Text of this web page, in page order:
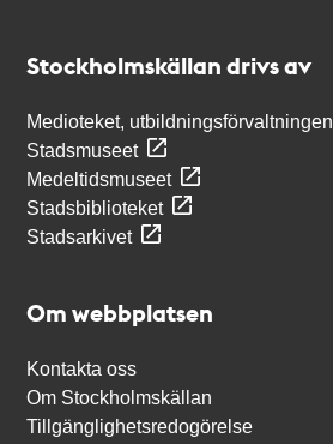
Stockholmskällan drivs av
Medioteket, utbildningsförvaltningen
Stadsmuseet
Medeltidsmuseet
Stadsbiblioteket
Stadsarkivet
Om webbplatsen
Kontakta oss
Om Stockholmskällan
Tillgänglighetsredogörelse